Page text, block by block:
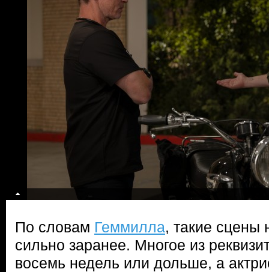
По словам Геммилла, такие сцены
сильно заранее. Многое из
восемь недель или дольше, а